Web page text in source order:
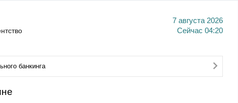
7 августа 2026
Сейчас 04:20
банкинга